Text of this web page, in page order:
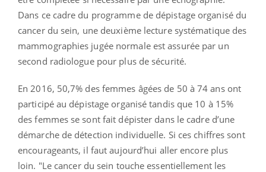
Dans ce cadre du programme de dépistage organisé du
cancer du sein, une deuxième lecture systématique des
mammographies jugée normale est assurée par un
second radiologue pour plus de sécurité.
En 2016, 50,7% des femmes âgées de 50 à 74 ans ont
participé au dépistage organisé tandis que 10 à 15%
des femmes se sont fait dépister dans le cadre d’une
démarche de détection individuelle. Si ces chiffres sont
encourageants, il faut aujourd’hui aller encore plus
loin. "Le cancer du sein touche essentiellement les